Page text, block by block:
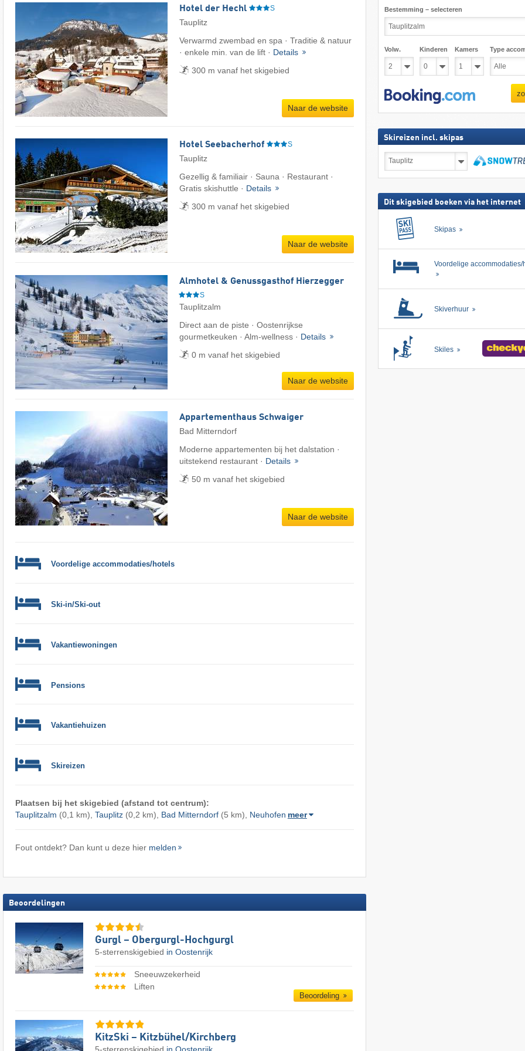
Hotel der Hechl S
Tauplitz
Verwarmd zwembad en spa · Traditie & natuur
· enkele min. van de lift · Details
300 m vanaf het skigebied
Naar de website
Hotel Seebacherhof S
Tauplitz
Gezellig & familiair · Sauna · Restaurant ·
Gratis skishuttle · Details
300 m vanaf het skigebied
Naar de website
Almhotel & Genussgasthof Hierzegger
S
Tauplitzalm
Direct aan de piste · Oostenrijkse
gourmetkeuken · Alm-wellness · Details
0 m vanaf het skigebied
Naar de website
Appartementhaus Schwaiger
Bad Mitterndorf
Moderne appartementen bij het dalstation ·
uitstekend restaurant · Details
50 m vanaf het skigebied
Naar de website
Voordelige accommodaties/hotels
Ski-in/Ski-out
Vakantiewoningen
Pensions
Vakantiehuizen
Skireizen
Plaatsen bij het skigebied (afstand tot centrum):
Tauplitzalm (0,1 km), Tauplitz(0,2 km), Bad Mitterndorf(5 km), Neuhofen meer
Fout ontdekt? Dan kunt u deze hier melden
Beoordelingen
Gurgl – Obergurgl-Hochgurgl
5-sterrenskigebied in Oostenrijk
Sneeuwzekerheid
Liften
Beoordeling
KitzSki – Kitzbühel/​Kirchberg
Bestemming – selecteren
Volw. Kinderen Kamers Type
Skireizen incl. skipas
incl.
Dit skigebied boeken via het internet
Skipas
Voordelige accommodaties/
Skiverhuur
Skiles